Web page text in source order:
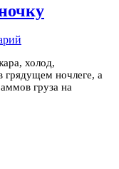
холод,
грядущем ночлеге, а
груза на